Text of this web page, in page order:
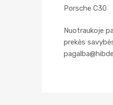
Porsche C30
Nuotraukoje
prekės